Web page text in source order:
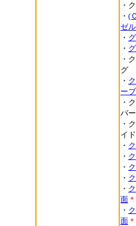
・
・ (
ゼル
・
・
・
グ
・
ーブ
・
バー
・
イド
・
・
・
・
・
面 ＊
・
面 ＊